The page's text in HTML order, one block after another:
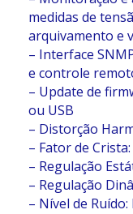
medidas de
arquivamento e
– Interface
e controle
– Update de
ou USB
– Distorção
– Fator de Crista:
– Regulação
– Regulação
– Nível de